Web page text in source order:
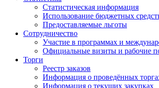
Статистическая информация
Использование бюджетных
Предоставляемые льготы
Сотрудничество
Участие в программах и
Официальные визиты и рабочие
Торги
Реестр заказов
Информация о проведённых
Информация о текущих закупках